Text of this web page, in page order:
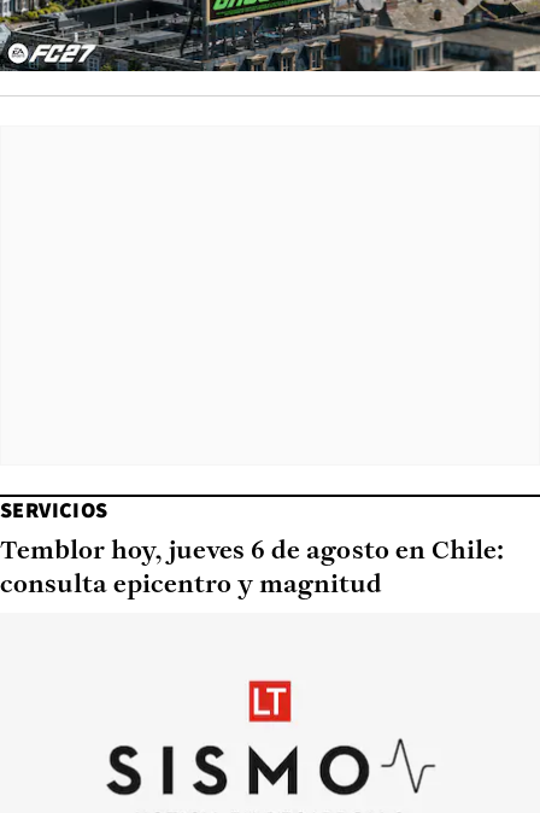
SERVICIOS
Temblor hoy, jueves 6 de agosto en Chile:
consulta epicentro y magnitud